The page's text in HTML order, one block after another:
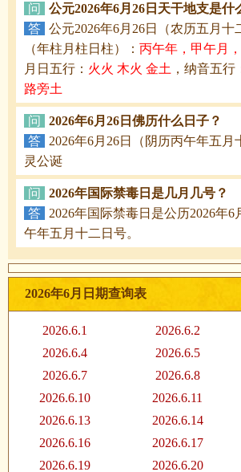
问
公元2026年6月26日天干地支是什
答 公元2026年6月26日（农历五月十
（年柱月柱日柱）： 丙午年，甲午月
月日五行： 火火 木火 金土 ，纳音五行
路旁土
问
2026年6月26日佛历什么日子？
答
2026年6月26日（阴历丙午年五月
灵公诞
问
2026年国际禁毒日是几月几号？
答
2026年国际禁毒日是公历2026年6
午年五月十二日号。
2026年6月日期查询表
2026.6.1 2026.6.2
2026.6.4
2026.6.5
2026.6.7
2026.6.8
2026.6.10
2026.6.11
2026.6.13
2026.6.14
2026.6.16
2026.6.17
2026.6.19
2026.6.20